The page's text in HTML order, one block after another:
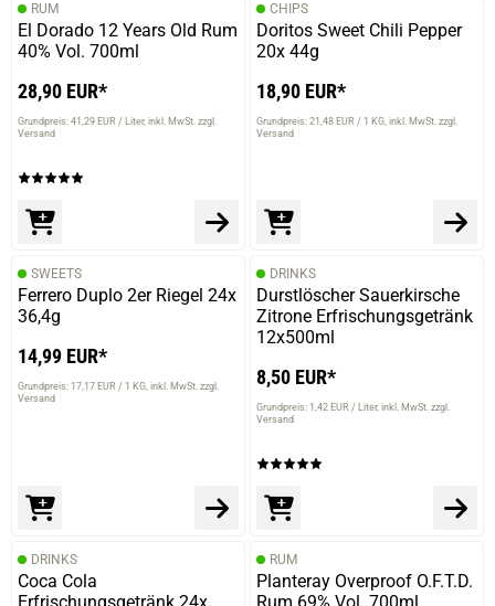
RUM
El Dorado 12 Years Old Rum
40% Vol. 700ml
28,90 EUR*
Grundpreis: 41,29 EUR / Liter inkl. MwSt. zzgl.
Versand
CHIPS
Doritos Sweet Chili Pepper
20x 44g
18,90 EUR*
Grundpreis: 21,48 EUR / 1 KG inkl. MwSt. zzgl.
Versand
SWEETS
Ferrero Duplo 2er Riegel 24x
36,4g
14,99 EUR*
Grundpreis: 17,17 EUR / 1 KG inkl. MwSt. zzgl.
Versand
DRINKS
Durstlöscher Sauerkirsche
Zitrone Erfrischungsgetränk
12x500ml
8,50 EUR*
Grundpreis: 1,42 EUR / Liter inkl. MwSt. zzgl.
Versand
DRINKS
Coca Cola
RUM
Planteray Overproof O.F.T.D.